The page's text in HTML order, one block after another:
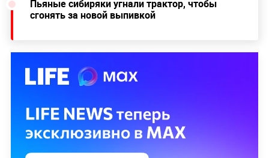
Пьяные сибиряки угнали трактор, чтобы
сгонять за новой выпивкой